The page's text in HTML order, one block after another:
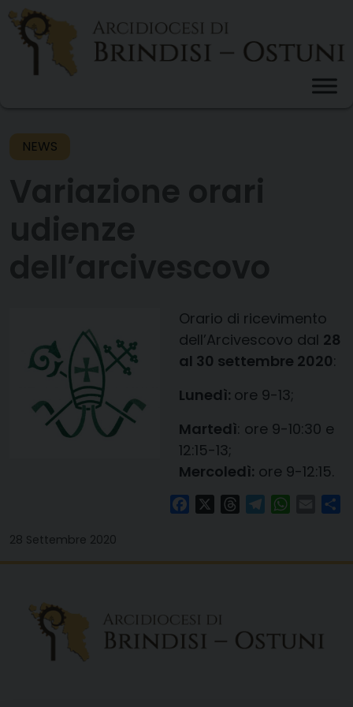
Skip
content
NEWS
Orario di ricevimento
dell’Arcivescovo dal 28
al 30 settembre 2020:
Lunedì: ore 9-13;
Martedì: ore 9-10:30 e
12:15-13;
Mercoledì: ore 9-12:15.
FacebookThreadsTelegram Email
28 Settembre 2020